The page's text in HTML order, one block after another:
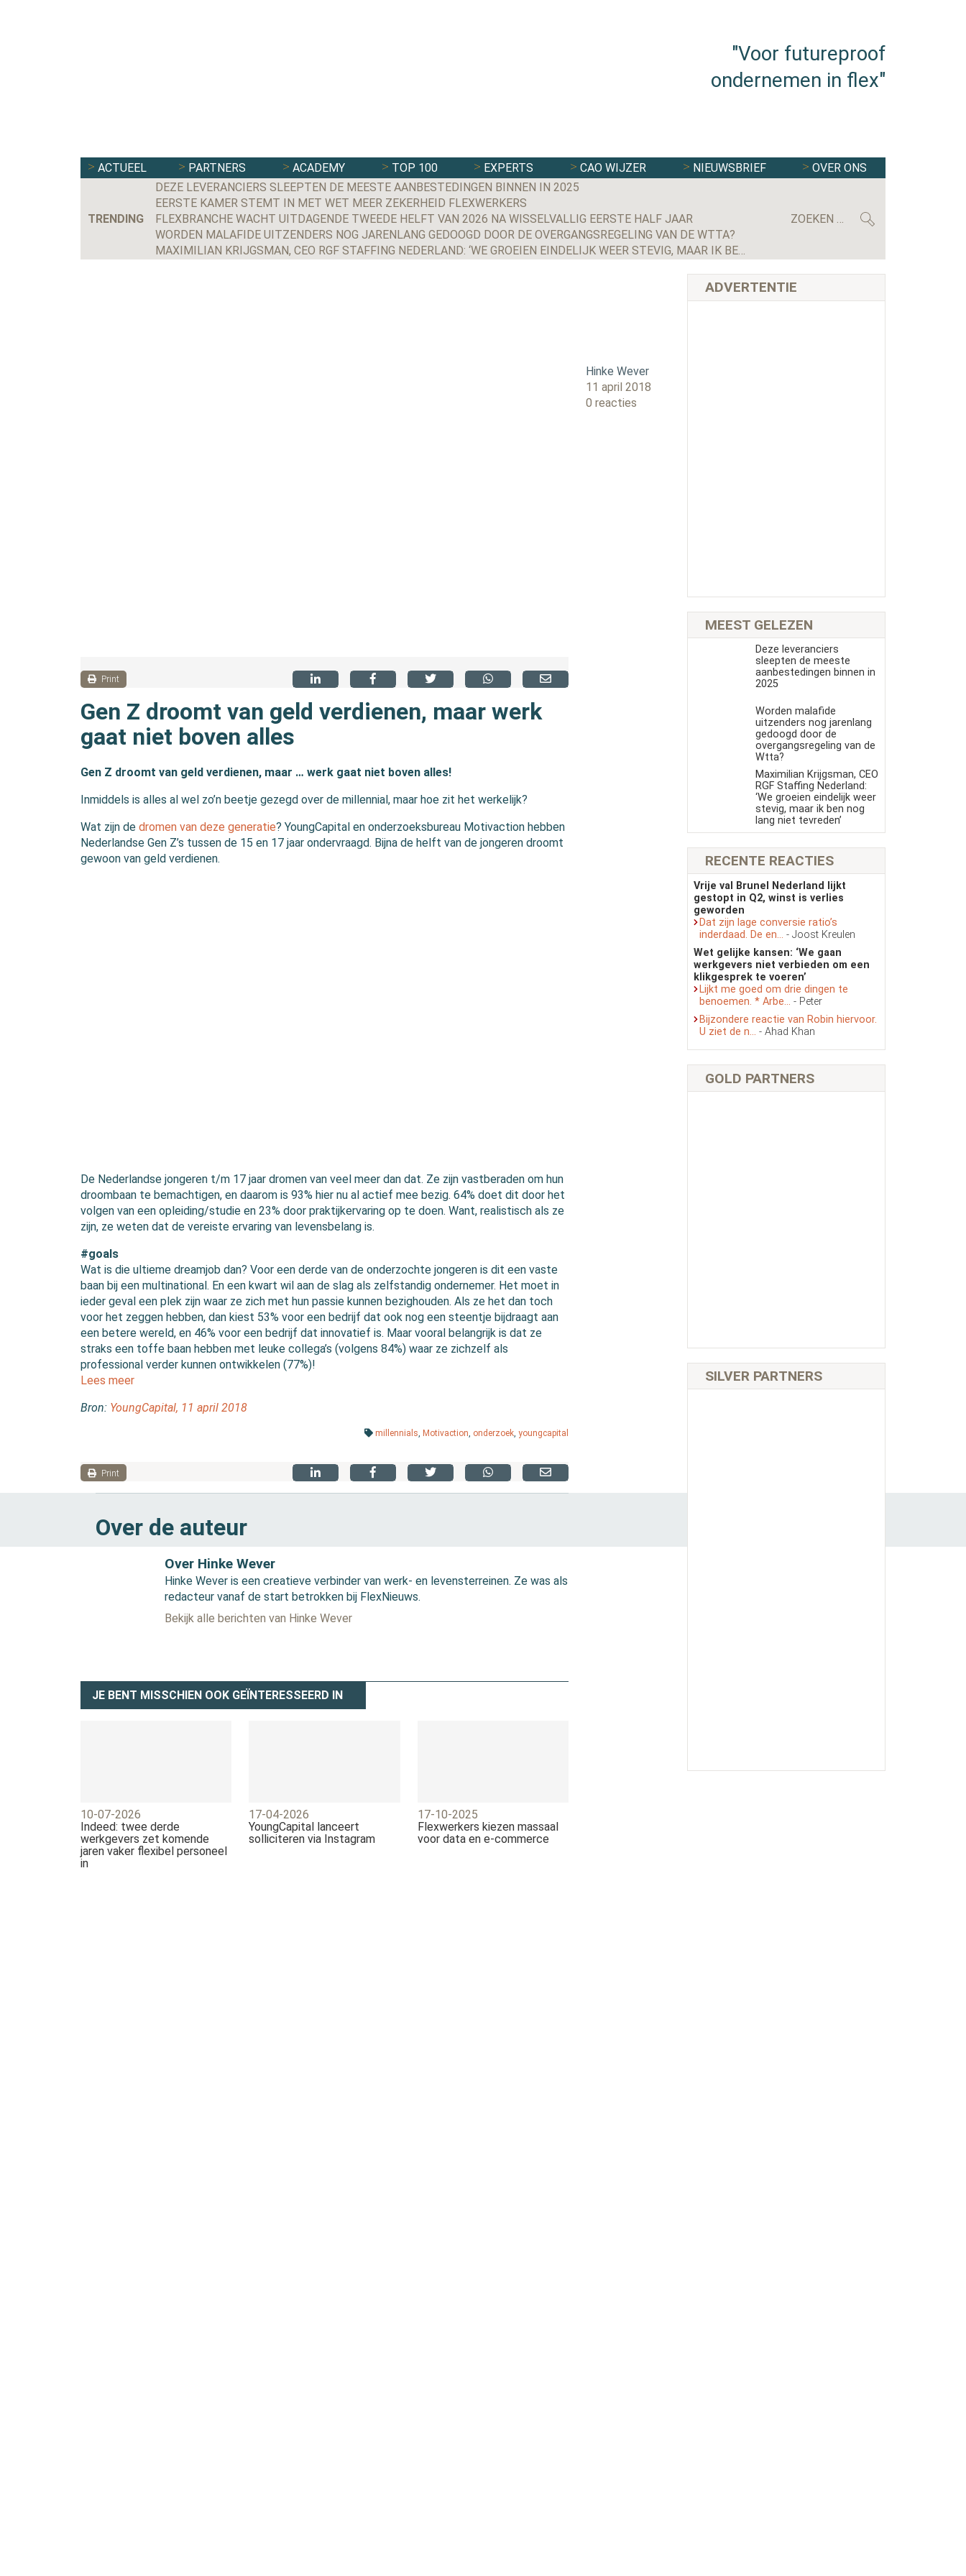
"Voor futureproof
ondernemen in flex"
ACTUEEL PARTNERS ACADEMY TOP 100 EXPERTS CAO WIJZER NIEUWSBRIEF OVER ONS
TRENDING
DEZE LEVERANCIERS SLEEPTEN DE MEESTE AANBESTEDINGEN BINNEN IN 2025
EERSTE KAMER STEMT IN MET WET MEER ZEKERHEID FLEXWERKERS
FLEXBRANCHE WACHT UITDAGENDE TWEEDE HELFT VAN 2026 NA WISSELVALLIG EERSTE HALF JAAR
WORDEN MALAFIDE UITZENDERS NOG JARENLANG GEDOOGD DOOR DE OVERGANGSREGELING VAN DE WTTA?
MAXIMILIAN KRIJGSMAN, CEO RGF STAFFING NEDERLAND: ‘WE GROEIEN EINDELIJK WEER STEVIG, MAAR IK BEN NOG LANG NIET TEVREDEN’
Hinke Wever
11 april 2018
0 reacties
Print
Gen Z droomt van geld verdienen, maar werk
gaat niet boven alles
Gen Z droomt van geld verdienen, maar … werk gaat niet boven alles!
Inmiddels is alles al wel zo’n beetje gezegd over de millennial, maar hoe zit het werkelijk?
Wat zijn de dromen van deze generatie? YoungCapital en onderzoeksbureau Motivaction hebben
Nederlandse Gen Z’s tussen de 15 en 17 jaar ondervraagd. Bijna de helft van de jongeren droomt
gewoon van geld verdienen.
De Nederlandse jongeren t/m 17 jaar dromen van veel meer dan dat. Ze zijn vastberaden om hun
droombaan te bemachtigen, en daarom is 93% hier nu al actief mee bezig. 64% doet dit door het
volgen van een opleiding/studie en 23% door praktijkervaring op te doen. Want, realistisch als ze
zijn, ze weten dat de vereiste ervaring van levensbelang is.
#goals
Wat is die ultieme dreamjob dan? Voor een derde van de onderzochte jongeren is dit een vaste
baan bij een multinational. En een kwart wil aan de slag als zelfstandig ondernemer. Het moet in
ieder geval een plek zijn waar ze zich met hun passie kunnen bezighouden. Als ze het dan toch
voor het zeggen hebben, dan kiest 53% voor een bedrijf dat ook nog een steentje bijdraagt aan
een betere wereld, en 46% voor een bedrijf dat innovatief is. Maar vooral belangrijk is dat ze
straks een toffe baan hebben met leuke collega’s (volgens 84%) waar ze zichzelf als
professional verder kunnen ontwikkelen (77%)!
Lees meer
Bron: YoungCapital, 11 april 2018
millennials, Motivaction, onderzoek,youngcapital
Print
Over de auteur
Over Hinke Wever
Hinke Wever is een creatieve verbinder van werk- en levensterreinen. Ze was als
redacteur vanaf de start betrokken bij FlexNieuws.
Bekijk alle berichten van Hinke Wever
JE BENT MISSCHIEN OOK GEÏNTERESSEERD IN
10-07-2026
Indeed: twee derde
werkgevers zet komende
jaren vaker flexibel personeel
in
17-04-2026
YoungCapital lanceert
solliciteren via Instagram
17-10-2025
Flexwerkers kiezen massaal
voor data en e-commerce
ADVERTENTIE
MEEST GELEZEN
Deze leveranciers
sleepten de meeste
aanbestedingen binnen in
2025
Worden malafide
uitzenders nog jarenlang
gedoogd door de
overgangsregeling van de
Wtta?
Maximilian Krijgsman, CEO
RGF Staffing Nederland:
‘We groeien eindelijk weer
stevig, maar ik ben nog
lang niet tevreden’
RECENTE REACTIES
Vrije val Brunel Nederland lijkt
gestopt in Q2, winst is verlies
geworden
Dat zijn lage conversie ratio’s
inderdaad. De en... - Joost Kreulen
Wet gelijke kansen: ‘We gaan
werkgevers niet verbieden om een
klikgesprek te voeren’
Lijkt me goed om drie dingen te
benoemen. * Arbe... - Peter
Bijzondere reactie van Robin hiervoor.
U ziet de n... - Ahad Khan
GOLD PARTNERS
SILVER PARTNERS